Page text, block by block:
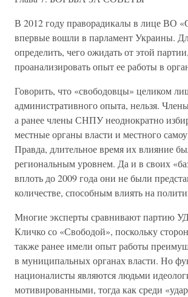
В 2012 году праворадикалы в лице ВО
впервые вошли в парламент Украины.
определить, чего ожидать от этой
проанализировать опыт ее работы в
Говорить, что «свободовцы» целиком
административного опыта, нельзя.
а ранее члены СНПУ неоднократно
местные органы власти и местного
Правда, длительное время их влияние
региональным уровнем. Да и в своих
вплоть до 2009 года они не были
количестве, способным влиять на
Многие эксперты сравнивают партию
Кличко со «Свободой», поскольку
также ранее имели опыт работы
в муниципальных органах власти. Но
националисты являются людьми
мотивированными, тогда как среди